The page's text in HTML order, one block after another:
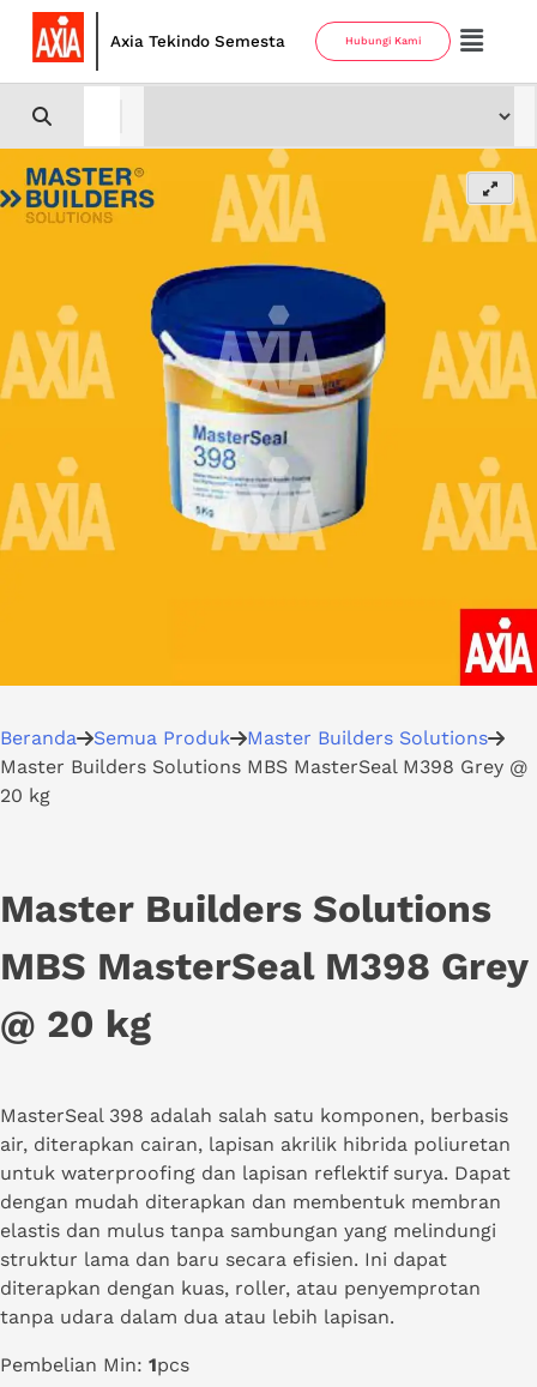
Axia Tekindo Semesta Hubungi Kami
Beranda Semua Produk
Master Builders Solutions
Master Builders Solutions MBS MasterSeal M398 Grey @
20 kg
Master Builders Solutions
MBS MasterSeal M398 Grey
@ 20 kg
MasterSeal 398 adalah salah satu komponen, berbasis
air, diterapkan cairan, lapisan akrilik hibrida poliuretan
untuk waterproofing dan lapisan reflektif surya. Dapat
dengan mudah diterapkan dan membentuk membran
elastis dan mulus tanpa sambungan yang melindungi
struktur lama dan baru secara efisien. Ini dapat
diterapkan dengan kuas, roller, atau penyemprotan
tanpa udara dalam dua atau lebih lapisan.
Pembelian Min: 1pcs